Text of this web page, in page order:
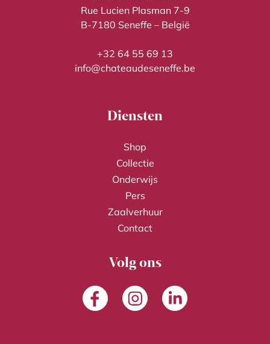
Rue Lucien Plasman 7-9
B-7180 Seneffe – België
+32 64 55 69 13
info@chateaudeseneffe.be
Diensten
Shop
Collectie
Onderwijs
Pers
Zaalverhuur
Contact
Volg ons
FacebookInstagramLinkedIn